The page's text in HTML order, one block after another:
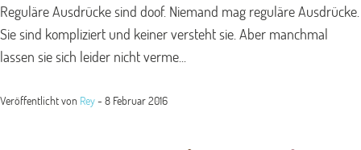
Reguläre Ausdrücke sind doof. Niemand mag reguläre Ausdrücke.
Sie sind kompliziert und keiner versteht sie. Aber manchmal
lassen sie sich leider nicht verme...
Veröffentlicht von Rey- 8 Februar 2016